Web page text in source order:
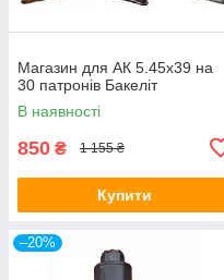
Магазин для АК 5.45х39 на
30 патронів Бакеліт
В наявності
850 ₴ 1 155 ₴
Купити
–20%